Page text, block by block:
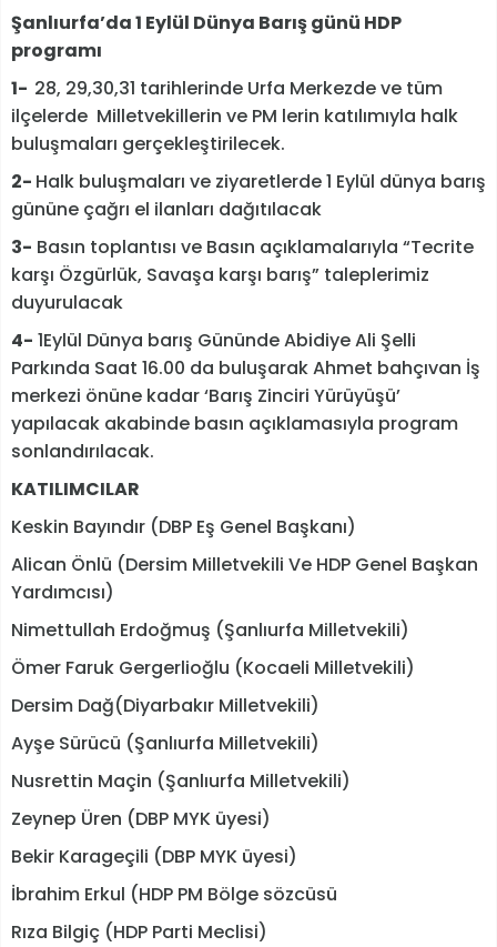
Şanlıurfa’da 1 Eylül Dünya Barış günü HDP
programı
1- 28, 29,30,31 tarihlerinde Urfa Merkezde ve tüm
ilçelerde Milletvekillerin ve PM lerin katılımıyla halk
buluşmaları gerçekleştirilecek.
2- Halk buluşmaları ve ziyaretlerde 1 Eylül dünya barış
gününe çağrı el ilanları dağıtılacak
3- Basın toplantısı ve Basın açıklamalarıyla “Tecrite
karşı Özgürlük, Savaşa karşı barış” taleplerimiz
duyurulacak
4- 1Eylül Dünya barış Gününde Abidiye Ali Şelli
Parkında Saat 16.00 da buluşarak Ahmet bahçıvan İş
merkezi önüne kadar ‘Barış Zinciri Yürüyüşü’
yapılacak akabinde basın açıklamasıyla program
sonlandırılacak.
KATILIMCILAR
Keskin Bayındır (DBP Eş Genel Başkanı)
Alican Önlü (Dersim Milletvekili Ve HDP Genel Başkan
Yardımcısı)
Nimettullah Erdoğmuş (Şanlıurfa Milletvekili)
Ömer Faruk Gergerlioğlu (Kocaeli Milletvekili)
Dersim Dağ(Diyarbakır Milletvekili)
Ayşe Sürücü (Şanlıurfa Milletvekili)
Nusrettin Maçin (Şanlıurfa Milletvekili)
Zeynep Üren (DBP MYK üyesi)
Bekir Karageçili (DBP MYK üyesi)
İbrahim Erkul (HDP PM Bölge sözcüsü
Rıza Bilgiç (HDP Parti Meclisi)